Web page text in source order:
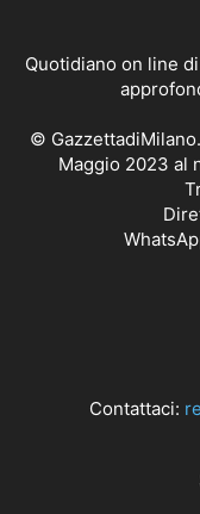
Quotidiano on line
©
Maggio 2023 al
Contattaci: